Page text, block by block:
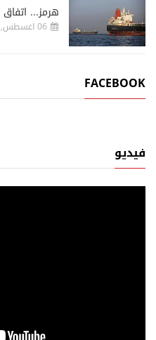
هرمز... اتفاق
06 اغسطس, 2026
FACEBOOK
فيديو